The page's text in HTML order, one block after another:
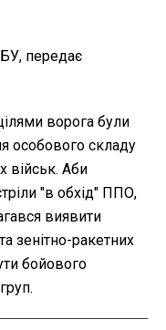
передає
ворога були
особового складу
військ. Аби
"в обхід" ППО,
виявити
зенітно-ракетних
бойового